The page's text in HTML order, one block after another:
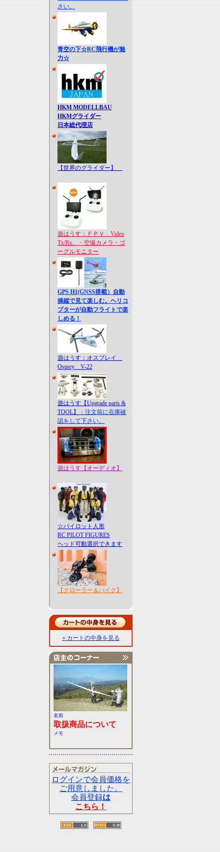
さい。
青空の下☆RC飛行機が魅
力☆
HKM MODELLBAU
HKMグライダー
日本総代理店
【世界のグライダー】
遊はうす：ＦＰＶ Video
Tx/Rx、・空撮カメラ・ゴ
ーグルモニター
GPS H1(GNSS搭載）自動
操縦で見て楽しむ。ヘリコ
プターが自動フライトで楽
しめる！
遊はうす：オスプレイ
Osprey V-22
遊はうす【Upgrade parts &
TOOL】
：注文前に在庫確
認をして下さい。
遊はうす【オーディオ】
☆パイロット人形
RC PILOT FIGURES
ヘッド可動選択できます
【クローラー＆バイク】
» カートの中身を見る
名前
取扱商品について
メモ
ログインで会員価格を
ご用意しました。
会員登録は
こちら！